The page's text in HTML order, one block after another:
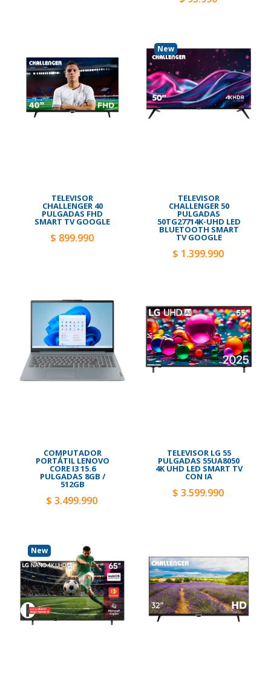
TELEVISOR
CHALLENGER 40
PULGADAS FHD
SMART TV GOOGLE
$ 899.990
New
TELEVISOR
CHALLENGER 50
PULGADAS
50TG27714K-UHD LED
BLUETOOTH SMART
TV GOOGLE
$ 1.399.990
COMPUTADOR
PORTÁTIL LENOVO
CORE I3 15.6
PULGADAS 8GB /
512GB
$ 3.499.990
TELEVISOR LG 55
PULGADAS 55UA8050
4K UHD LED SMART TV
CON IA
$ 3.599.990
New